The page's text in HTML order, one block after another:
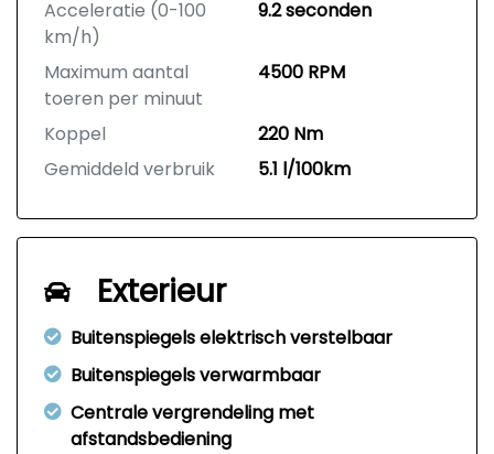
Acceleratie (0-100
km/h)
9.2 seconden
Maximum aantal
toeren per minuut
4500 RPM
Koppel
220 Nm
Gemiddeld verbruik
5.1 l/100km
Exterieur
Buitenspiegels elektrisch verstelbaar
Buitenspiegels verwarmbaar
Centrale vergrendeling met
afstandsbediening